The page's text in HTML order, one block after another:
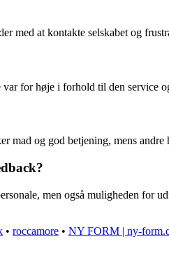
at kontakte selskabet og
for høje i forhold til den service
og god betjening, mens andre
men også muligheden for
• roccamore • NY FORM | ny-